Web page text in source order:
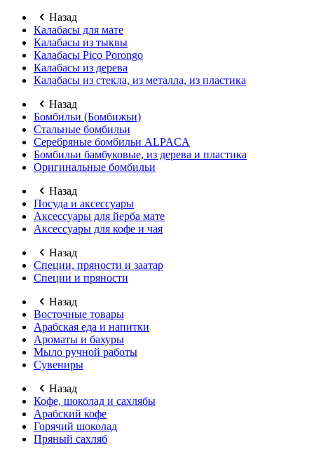
Назад
Калабасы для мате
Калабасы из тыквы
Калабасы Pico Porongo
Калабасы из дерева
Калабасы из стекла, из металла, из пластика
Назад
Бомбильи (Бомбижьи)
Стальные бомбильи
Серебряные бомбильи ALPACA
Бомбильи бамбуковые, из дерева и пластика
Оригинальные бомбильи
Назад
Посуда и аксессуары
Аксессуары для йерба мате
Аксессуары для кофе и чая
Назад
Специи, пряности и заатар
Специи и пряности
Назад
Восточные товары
Арабская еда и напитки
Ароматы и бахуры
Мыло ручной работы
Сувениры
Назад
Кофе, шоколад и сахлябы
Арабский кофе
Горячий шоколад
Пряный сахляб